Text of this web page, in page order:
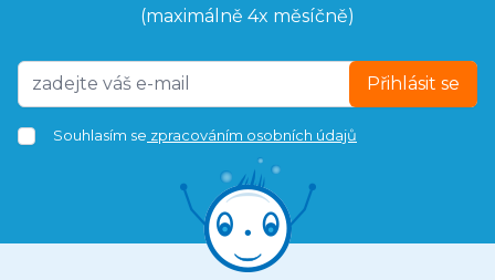
(maximálně 4x měsíčně)
Přihlásit se
Souhlasím se zpracováním osobních údajů